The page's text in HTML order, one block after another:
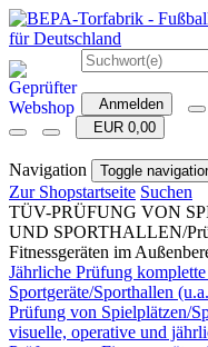
Anmelden
EUR 0,00
Navigation Toggle
Zur Shopstartseite Suchen
TÜV-PRÜFUNG VON
UND SPORTHALLEN/
Fitnessgeräten im
Jährliche Prüfung
Sportgeräte/Sporthallen
Prüfung von Spielplätzen/
visuelle, operative und